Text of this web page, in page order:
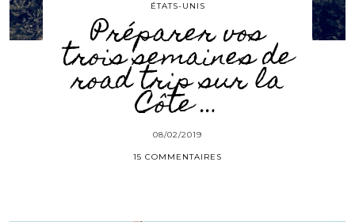
ÉTATS-UNIS
Préparer vos
trois semaines de
road trip sur la
Côte …
08/02/2019
15 COMMENTAIRES